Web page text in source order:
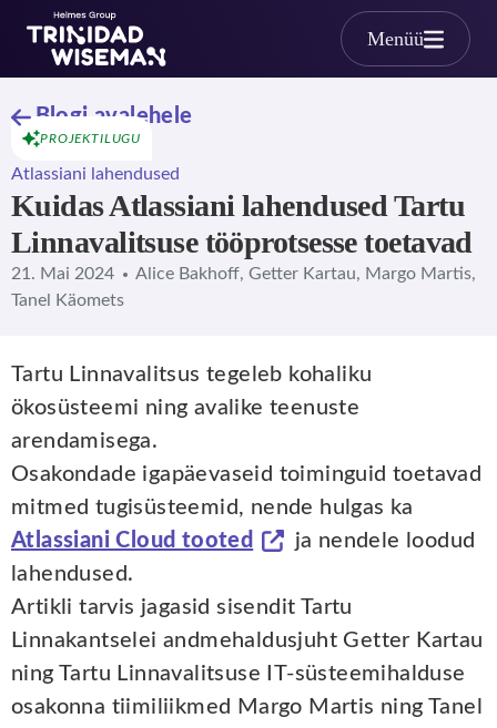
Skip to main content
Menüü
Blogi avalehele
PROJEKTILUGU
Atlassiani lahendused
Kuidas Atlassiani lahendused Tartu
Linnavalitsuse tööprotsesse toetavad
21. Mai 2024
Alice Bakhoff, Getter Kartau, Margo Martis,
Tanel Käomets
Tartu Linnavalitsus tegeleb kohaliku
ökosüsteemi ning avalike teenuste
arendamisega.
Osakondade igapäevaseid toiminguid toetavad
mitmed tugisüsteemid, nende hulgas ka
Atlassiani Cloud tooted
ja nendele loodud
lahendused.
Artikli tarvis jagasid sisendit Tartu
Linnakantselei andmehaldusjuht Getter Kartau
ning Tartu Linnavalitsuse IT-süsteemihalduse
osakonna tiimiliikmed Margo Martis ning Tanel